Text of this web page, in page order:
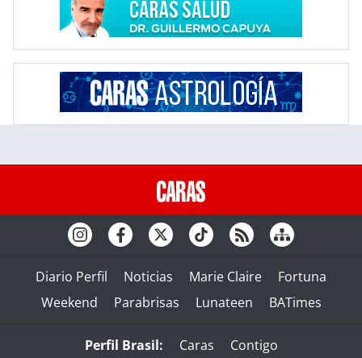
Diario Perfil Noticias Marie Claire
Fortuna
Weekend
Parabrisas Lunateen BATimes
Perfil Brasil: Caras
Contigo